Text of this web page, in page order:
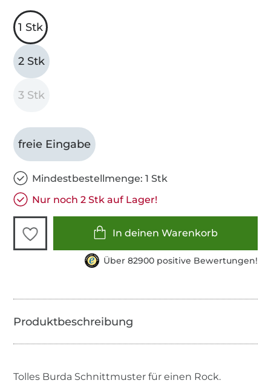
1 Stk
2 Stk
3 Stk
freie Eingabe
Mindestbestellmenge: 1 Stk
Nur noch 2 Stk auf Lager!
In deinen Warenkorb
Über 82900 positive Bewertungen!
Tolles Burda Schnittmuster für einen Rock.